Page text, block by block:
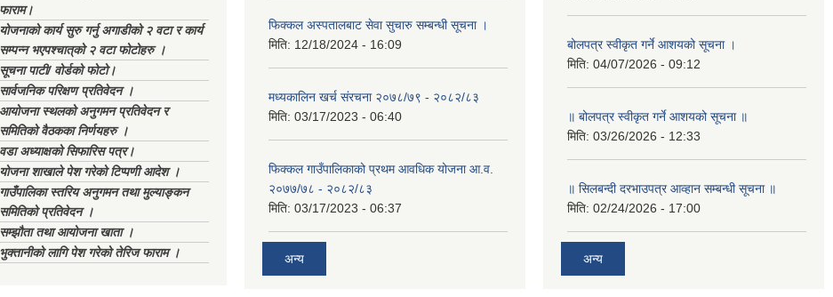
फाराम।
योजनाको कार्य सुरु गर्नु अगाडीको २ वटा र कार्य
सम्पन्न भएपश्चात्‌को २ वटा फोटोहरु ।
सूचना पाटी/ वोर्डको फोटो।
सार्वजनिक परिक्षण प्रतिवेदन ।
आयोजना स्थलको अनुगमन प्रतिवेदन र
समितिको वैठकका निर्णयहरु ।
वडा अध्याक्षको सिफारिस पत्र।
योजना शाखाले पेश गरेको टिप्पणी आदेश ।
गाउँपालिका स्तरिय अनुगमन तथा मुल्याङ्कन
समितिको प्रतिवेदन ।
सम्झौता तथा आयोजना खाता ।
भुक्तानीको लागि पेश गरेको तेरिज फाराम ।
फिक्कल अस्पतालबाट सेवा सुचारु सम्बन्धी सूचना ।
मिति: 12/18/2024 - 16:09
मध्यकालिन खर्च संरचना २०७८/७९ - २०८२/८३
मिति: 03/17/2023 - 06:40
फिक्कल गाउँपालिकाको प्रथम आवधिक योजना आ.व.
२०७७/७८ - २०८२/८३
मिति: 03/17/2023 - 06:37
अन्य
बोलपत्र स्वीकृत गर्ने आशयको सूचना ।
मिति: 04/07/2026 - 09:12
॥ बोलपत्र स्वीकृत गर्ने आशयको सूचना ॥
मिति: 03/26/2026 - 12:33
॥ सिलबन्दी दरभाउपत्र आव्हान सम्बन्धी सूचना ॥
मिति: 02/24/2026 - 17:00
अन्य